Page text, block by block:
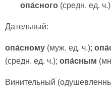
опа́сного (средн. ед.
Дательный:
опа́сному (муж. ед. ч.);
(средн. ед. ч.); опа́сным
Винительный